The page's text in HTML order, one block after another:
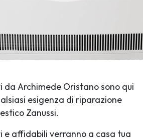
da Archimede Oristano sono qui
esigenza di riparazione
Zanussi.
e affidabili verranno a casa tua